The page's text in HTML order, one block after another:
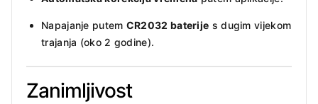
Napajanje putem CR2032 baterije s dugim vijekom
trajanja (oko 2 godine).
Zanimljivost